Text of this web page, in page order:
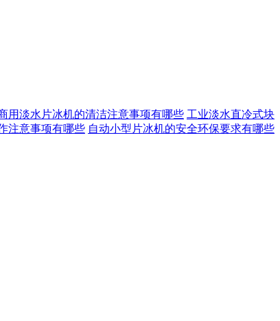
用淡水片冰机的清洁注意事项有哪些 工业淡水直冷式块
注意事项有哪些 自动小型片冰机的安全环保要求有哪些